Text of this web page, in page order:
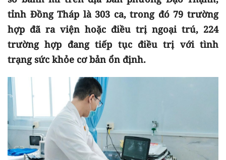
tỉnh Đồng Tháp là 303 ca, trong đó 79 trường
hợp đã ra viện hoặc điều trị ngoại trú, 224
trường hợp đang tiếp tục điều trị với tình
trạng sức khỏe cơ bản ổn định.